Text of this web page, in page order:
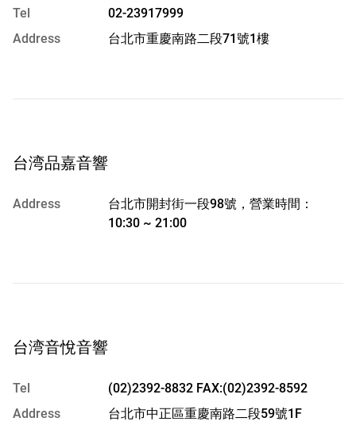
Tel
02-23917999
Address
台北市重慶南路二段71號1樓
台湾品嘉音響
Address
台北市開封街一段98號，營業時間：
10:30 ~ 21:00
台湾音悅音響
Tel
(02)2392-8832 FAX:(02)2392-8592
Address
台北市中正區重慶南路二段59號1F